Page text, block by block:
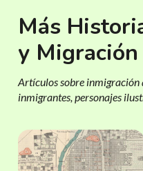
Más
y Migración
Artículos sobre inmigración
inmigrantes, personajes